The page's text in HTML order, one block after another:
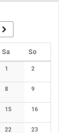
Sa Samstag
SoSonntag
1
Veranstaltungen
2
Keine
8
Veranstaltungen
9
Keine
15
Veranstaltungen
16
Keine
22 23